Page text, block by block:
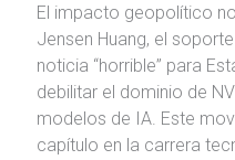
El impacto geopolítico
Jensen Huang, el
noticia “horrible” para
debilitar el dominio de
modelos de IA. Este
capítulo en la carrera